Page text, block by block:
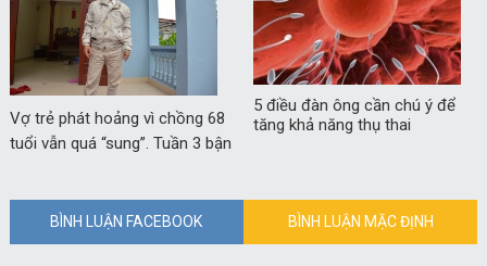
Vợ trẻ phát hoảng vì chồng 68
tuổi vẫn quá “sung”. Tuần 3 bận
5 điều đàn ông cần chú ý để
tăng khả năng thụ thai
BÌNH LUẬN FACEBOOK BÌNH LUẬN MẶC ĐỊNH